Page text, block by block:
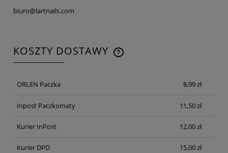
biuro@lartnails.com
KOSZTY DOSTAWY
CENA NIE ZAWIERA EWENTUALNYCH KOSZTÓW
ORLEN Paczka
8,99 zł
Inpost Paczkomaty 11,50 zł
Kurier InPost 12,00 zł
Kurier DPD 15,00 zł